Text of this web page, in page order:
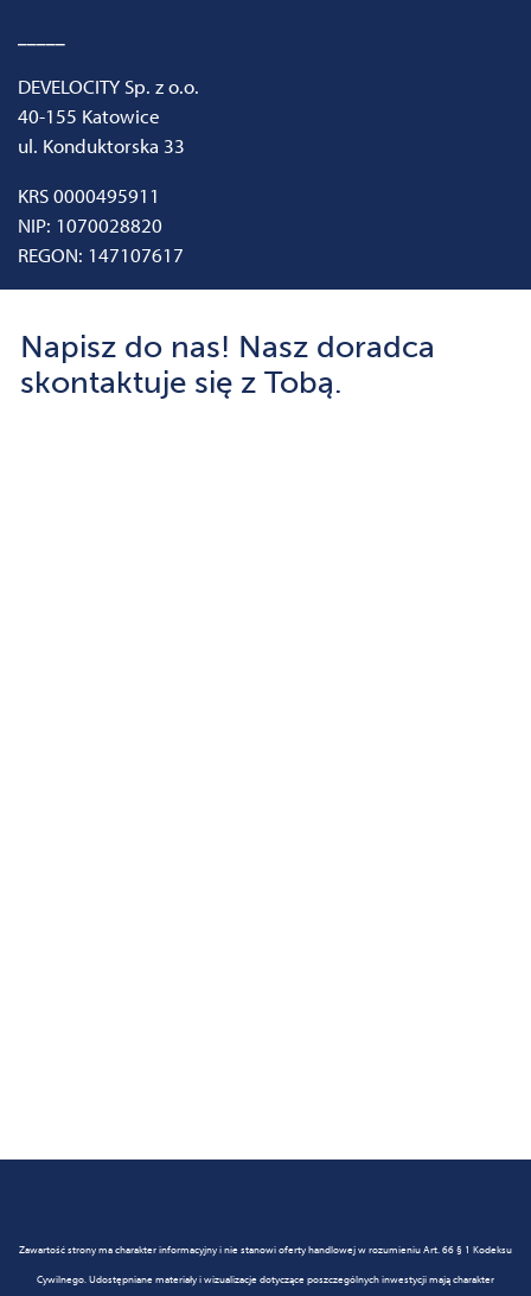
DEVELOCITY Sp. z o.o.
40-155 Katowice
ul. Konduktorska 33
KRS 0000495911
NIP: 1070028820
REGON: 147107617
Napisz do nas! Nasz doradca
skontaktuje się z Tobą.
Zawartość strony ma charakter informacyjny i nie stanowi oferty handlowej w rozumieniu Art. 66 § 1 Kodeksu
Cywilnego. Udostępniane materiały i wizualizacje dotyczące poszczególnych inwestycji mają charakter